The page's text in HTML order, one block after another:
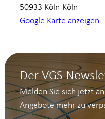
Köln
50933 Köln
Google Karte anzeigen
Der VGS
Melden Sie sich jetzt
Angebote mehr zu